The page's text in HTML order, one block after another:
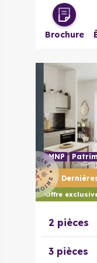
Brochure
Offre
LMNP
67000
Passage de
2 pièces
3 pièces